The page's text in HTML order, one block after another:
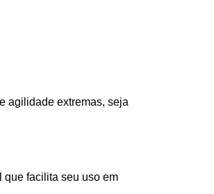
agilidade extremas, seja
que facilita seu uso em